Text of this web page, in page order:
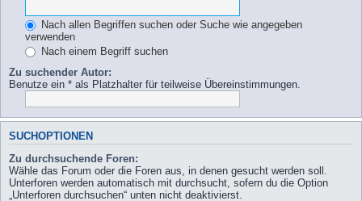
Nach allen Begriffen suchen oder Suche wie angegeben
verwenden
Nach einem Begriff suchen
Zu suchender Autor:
Benutze ein * als Platzhalter für teilweise Übereinstimmungen.
SUCHOPTIONEN
Zu durchsuchende Foren:
Wähle das Forum oder die Foren aus, in denen gesucht werden soll.
Unterforen werden automatisch mit durchsucht, sofern du die Option
„Unterforen durchsuchen“ unten nicht deaktivierst.